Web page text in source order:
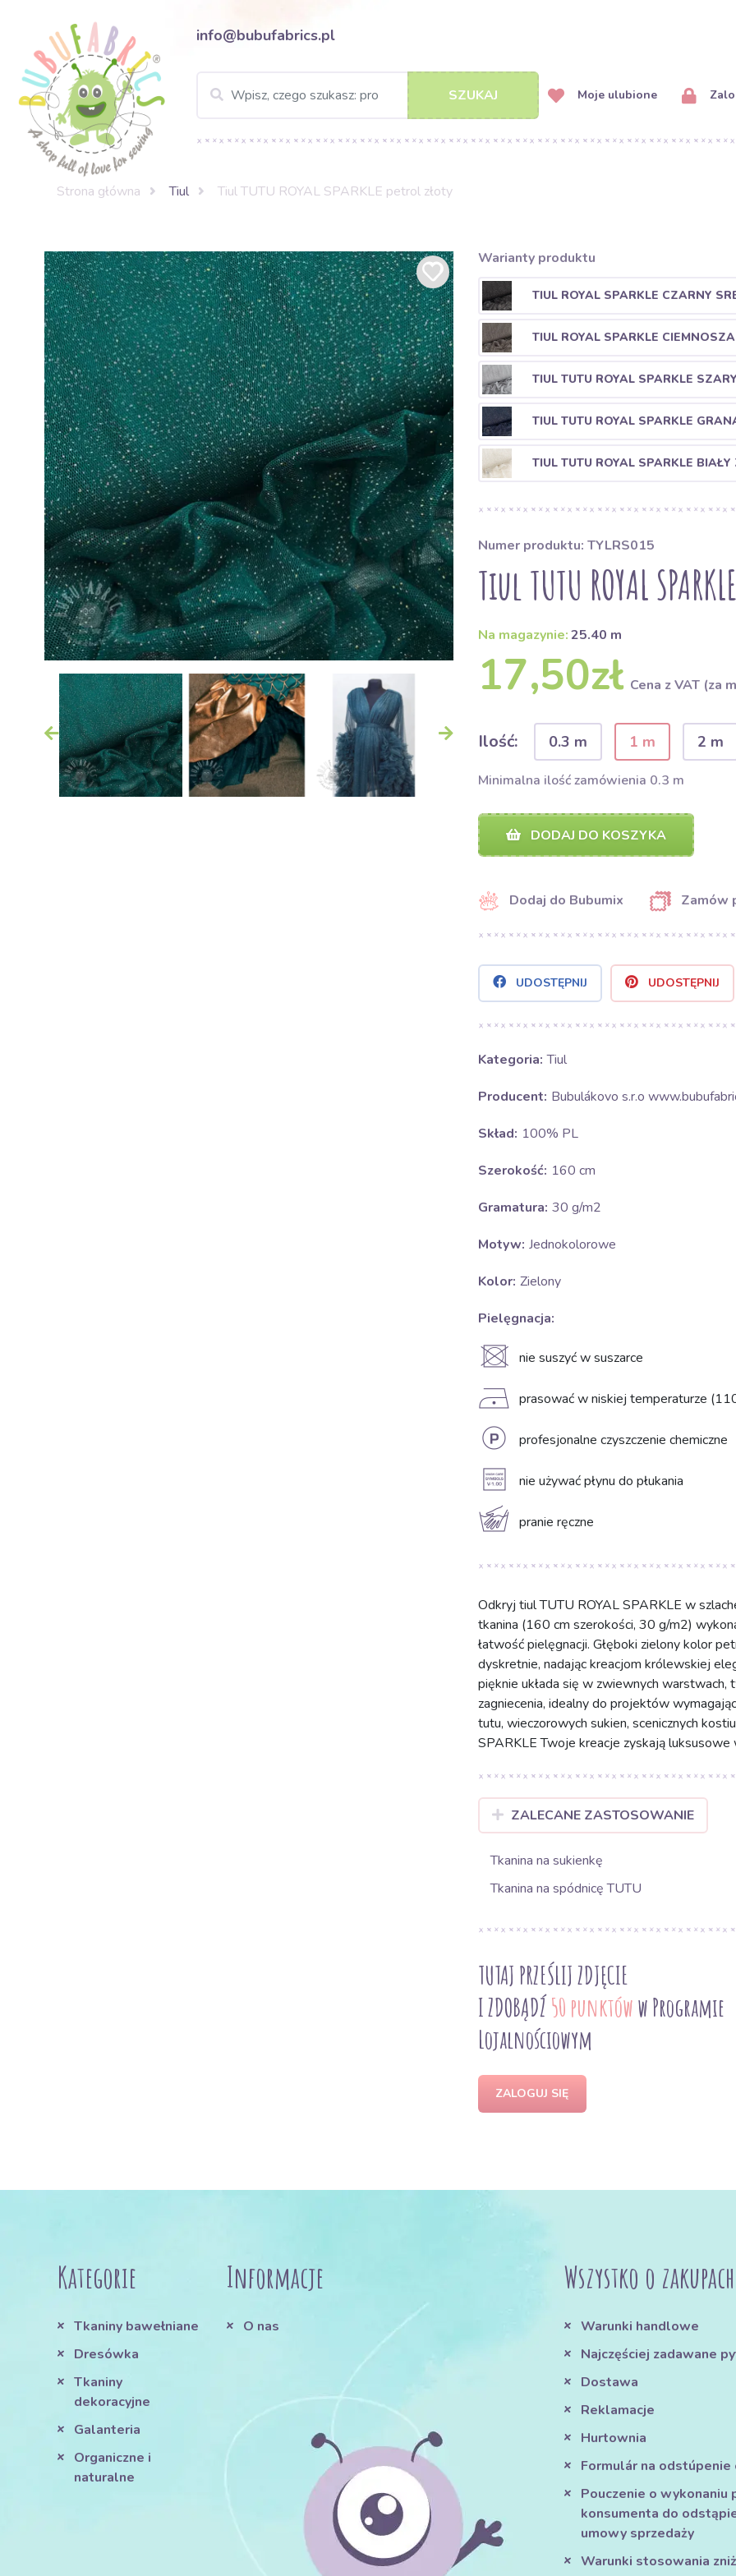
info@bubufabrics.pl
SZUKAJ Moje ulubione
Strona główna Tiul Tiul TUTU ROYAL SPARKLE petrol złoty
Warianty produktu
TIUL ROYAL SPARKLE CZARNY
TIUL ROYAL SPARKLE
TIUL TUTU ROYAL SPARKLE
TIUL TUTU ROYAL SPARKLE
TIUL TUTU ROYAL SPARKLE BIAŁY
Numer produktu: TYLRS015
Tiul TUTU ROYAL
Na magazynie:25.40 m
17,50zł Cena z VAT (za
Ilość: 0.3 m 1 m 2 m
Minimalna ilość zamówienia 0.3 m
DODAJ DO KOSZYKA
Dodaj do Bubumix Zamów
UDOSTĘPNIJ UDOSTĘPNIJ
Kategoria: Tiul
Producent: Bubulákovo s.r.o
Skład: 100% PL
Szerokość: 160 cm
Gramatura: 30 g/m2
Motyw: Jednokolorowe
Kolor: Zielony
Pielęgnacja:
U nie suszyć w suszarce
D prasować w niskiej temperaturze
L profesjonalne czyszczenie chemiczne
A nie używać płynu do płukania
c pranie ręczne
Odkryj tiul TUTU ROYAL SPARKLE w
tkanina (160 cm szerokości, 30 g/m2)
łatwość pielęgnacji. Głęboki zielony kolor
dyskretnie, nadając kreacjom królewskiej
pięknie układa się w zwiewnych
zagniecenia, idealny do projektów
tutu, wieczorowych sukien, scenicznych
SPARKLE Twoje kreacje zyskają luksusowe
ZALECANE ZASTOSOWANIE
Tkanina na sukienkę
Tkanina na spódnicę TUTU
TUTAJ PRZEŚLIJ ZDJĘCIE
I ZDOBĄDŹ 50 punktóww Programie
Lojalnościowym
ZALOGUJ SIĘ
Kategorie
Tkaniny bawełniane
Dresówka
Tkaniny
dekoracyjne
Galanteria
Organiczne i
naturalne
Informacje
O nas
Wszystko o zakupach
Warunki handlowe
Najczęściej zadawane
Dostawa
Reklamacje
Hurtownia
Formulár na odstúpenie
Pouczenie o wykonaniu
konsumenta do
umowy sprzedaży
Warunki stosowania